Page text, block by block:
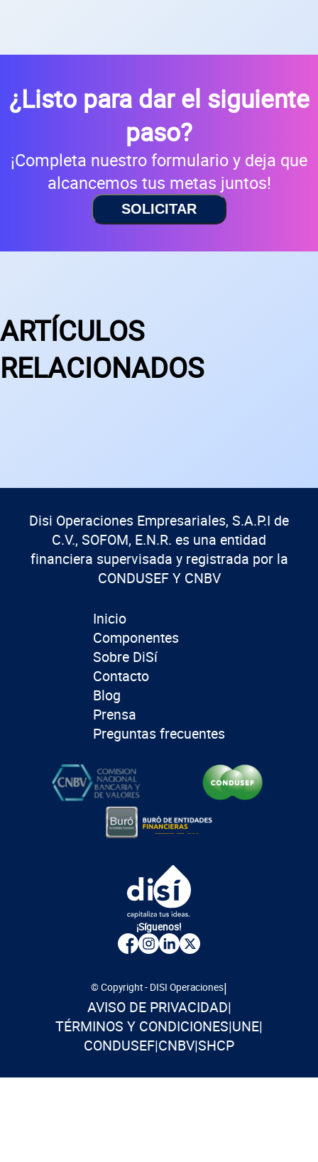
¿Listo para dar el siguiente
paso?
¡Completa nuestro formulario y deja que
alcancemos tus metas juntos!
SOLICITAR
ARTÍCULOS
RELACIONADOS
Inicio
Componentes
Sobre DiSí
Contacto
Blog
Prensa
Preguntas frecuentes
Disi Operaciones Empresariales, S.A.P.I de
C.V., SOFOM, E.N.R. es una entidad
financiera supervisada y registrada por la
CONDUSEF Y CNBV
¡Síguenos!
© Copyright - DISI Operaciones|
AVISO DE PRIVACIDAD|
TÉRMINOS Y CONDICIONES|UNE|
CONDUSEF|CNBV|SHCP